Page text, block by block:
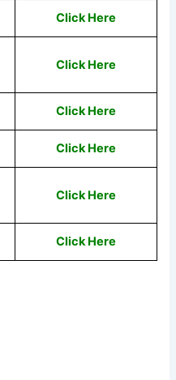
Click Here
Click Here
Click Here
Click Here
Click Here
Click Here